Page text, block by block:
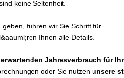
keine Seltenheit.
geben, führen wir Sie Schritt für
Ihnen alle Details.
Jahresverbrauch für
oder Sie nutzen unsere